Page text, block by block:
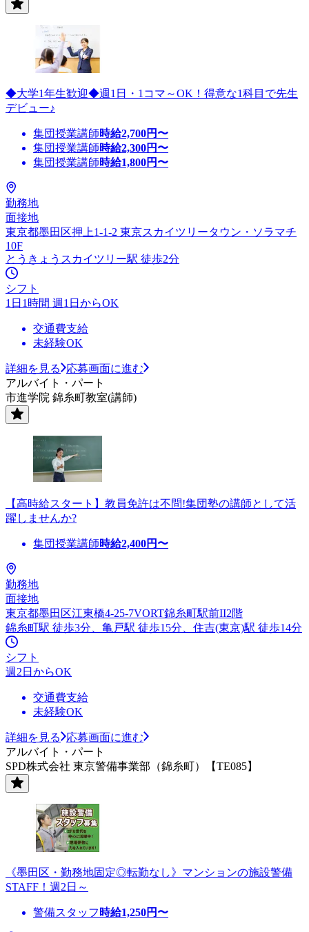
◆大学1年生歓迎◆週1日・1コマ～OK！得意な1科目で先生
デビュー♪
集団授業講師時給2,700円〜
集団授業講師時給2,300円〜
集団授業講師時給1,800円〜
勤務地
面接地
東京都墨田区押上1-1-2 東京スカイツリータウン・ソラマチ
10F
とうきょうスカイツリー駅 徒歩2分
シフト
1日1時間 週1日からOK
交通費支給
未経験OK
詳細を見る
応募画面に進む
アルバイト・パート
市進学院 錦糸町教室(講師)
【高時給スタート】教員免許は不問!集団塾の講師として活
躍しませんか?
集団授業講師時給2,400円〜
勤務地
面接地
東京都墨田区江東橋4-25-7VORT錦糸町駅前II2階
錦糸町駅 徒歩3分、亀戸駅 徒歩15分、住吉(東京)駅 徒歩14分
シフト
週2日からOK
交通費支給
未経験OK
詳細を見る
応募画面に進む
アルバイト・パート
SPD株式会社 東京警備事業部（錦糸町）【TE085】
《墨田区・勤務地固定◎転勤なし》マンションの施設警備
STAFF！週2日～
警備スタッフ 時給1,250円〜